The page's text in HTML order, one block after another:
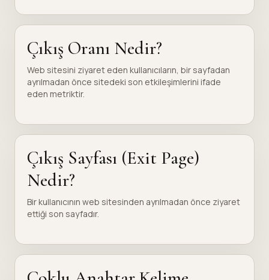
Çıkış Oranı Nedir?
Web sitesini ziyaret eden kullanıcıların, bir sayfadan
ayrılmadan önce sitedeki son etkileşimlerini ifade
eden metriktir.
Çıkış Sayfası (Exit Page)
Nedir?
Bir kullanıcının web sitesinden ayrılmadan önce ziyaret
ettiği son sayfadır.